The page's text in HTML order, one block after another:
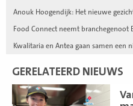
Anouk Hoogendijk: Het nieuwe
Food Connect neemt branchegenoot
Kwalitaria en Antea gaan samen een
GERELATEERD NIEUWS
Lees